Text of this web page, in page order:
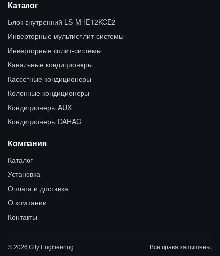
Каталог
Блок внутренний LS-MHE12KCE2
Инверторные мультисплит-системы
Инверторные сплит-системы
Канальные кондиционеры
Кассетные кондиционеры
Колонные кондиционеры
Кондиционеры AUX
Кондиционеры DAHACI
Компания
Каталог
Установка
Оплата и доставка
О компании
Контакты
© 2026 City Engineering Все права защищены.